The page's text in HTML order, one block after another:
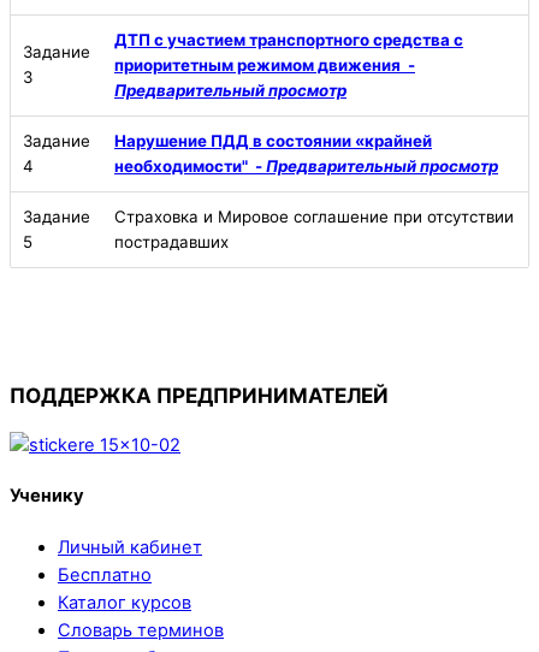
Задание
3
ДТП с участием транспортного средства с
приоритетным режимом движения -
Предварительный просмотр
Задание
4
Нарушение ПДД в состоянии «крайней
необходимости" -Предварительный просмотр
Задание
5
Страховка и Мировое соглашение при отсутствии
пострадавших
ПОДДЕРЖКА ПРЕДПРИНИМАТЕЛЕЙ
Ученику
Личный кабинет
Бесплатно
Каталог курсов
Словарь терминов